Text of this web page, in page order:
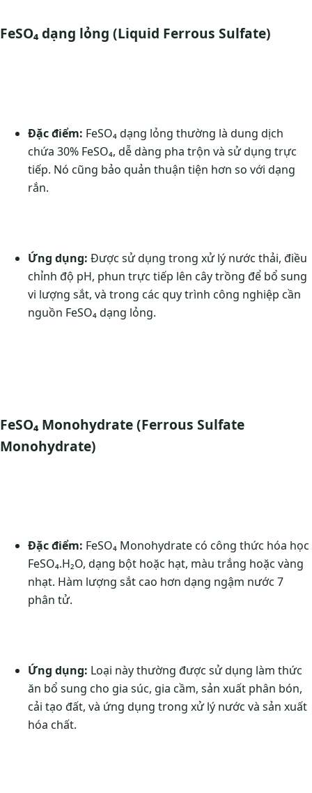
FeSO₄ dạng lỏng (Liquid Ferrous Sulfate)
Đặc điểm: FeSO₄ dạng lỏng thường là dung dịch
chứa 30% FeSO₄, dễ dàng pha trộn và sử dụng trực
tiếp. Nó cũng bảo quản thuận tiện hơn so với dạng
rắn.
Ứng dụng: Được sử dụng trong xử lý nước thải, điều
chỉnh độ pH, phun trực tiếp lên cây trồng để bổ sung
vi lượng sắt, và trong các quy trình công nghiệp cần
nguồn FeSO₄ dạng lỏng.
FeSO₄ Monohydrate (Ferrous Sulfate
Monohydrate)
Đặc điểm: FeSO₄ Monohydrate có công thức hóa học
FeSO₄.H₂O, dạng bột hoặc hạt, màu trắng hoặc vàng
nhạt. Hàm lượng sắt cao hơn dạng ngậm nước 7
phân tử.
Ứng dụng: Loại này thường được sử dụng làm thức
ăn bổ sung cho gia súc, gia cầm, sản xuất phân bón,
cải tạo đất, và ứng dụng trong xử lý nước và sản xuất
hóa chất.